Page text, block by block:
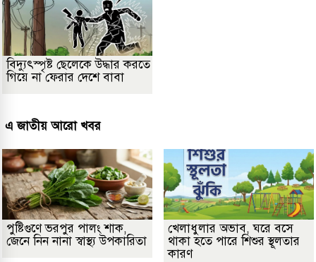
বিদ্যুৎস্পৃষ্ট ছেলেকে উদ্ধার করতে
গিয়ে না ফেরার দেশে বাবা
এ জাতীয় আরো খবর
পুষ্টিগুণে ভরপুর পালং শাক,
জেনে নিন নানা স্বাস্থ্য উপকারিতা
খেলাধুলার অভাব, ঘরে বসে
থাকা হতে পারে শিশুর স্থূলতার
কারণ